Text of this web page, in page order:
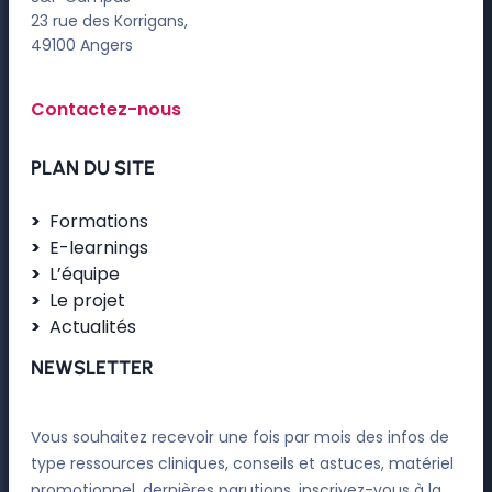
23 rue des Korrigans,
49100 Angers
Contactez-nous
PLAN DU SITE
Formations
E-learnings
L’équipe
Le projet
Actualités
NEWSLETTER
Vous souhaitez recevoir une fois par mois des infos de
type ressources cliniques, conseils et astuces, matériel